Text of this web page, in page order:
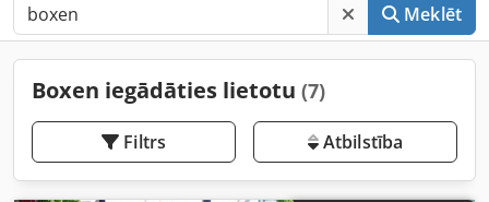
Meklēt
Boxen iegādāties lietotu (7)
Filtrs Atbilstība